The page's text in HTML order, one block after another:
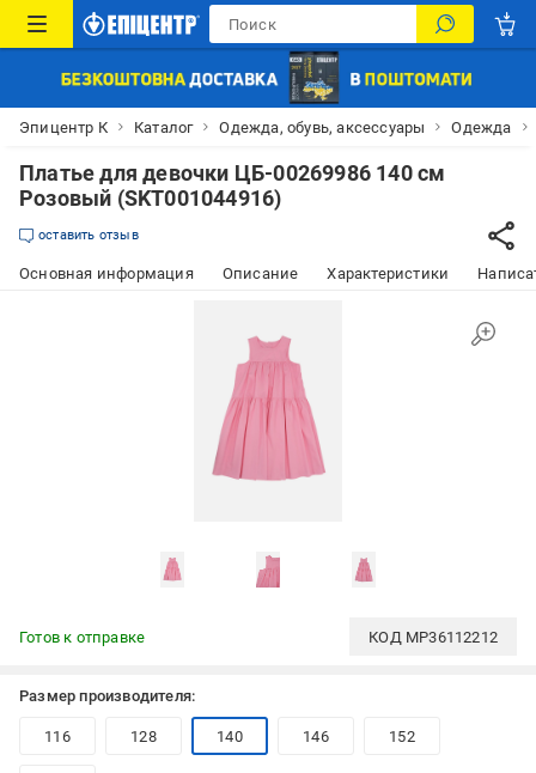
Эпицентр К Каталог Одежда, обувь, аксессуары Одежда
Платье для девочки ЦБ-00269986 140 см
Розовый (SKT001044916)
оставить отзыв
Основная информация Описание Характеристики
Готов к отправке КОД MP36112212
Размер производителя:
116 128 140 146 152